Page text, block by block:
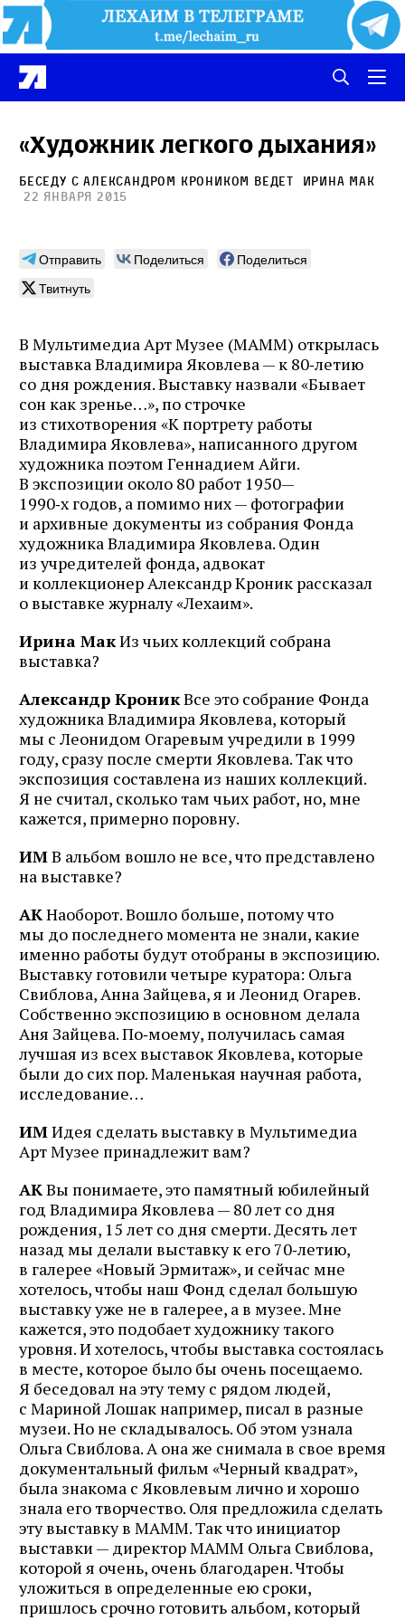
«Художник легкого дыхания»
Беседу с Александром Кроником ведет Ирина Мак
22 января 2015
Отправить Поделиться
Поделиться
Твитнуть
В Мультимедиа Арт Музее (МАММ) открылась
выставка Владимира Яковлева — к 80‑летию
со дня рождения. Выставку назвали «Бывает
сон как зренье…», по строчке
из стихотворения «К портрету работы
Владимира Яковлева», написанного другом
художника поэтом Геннадием Айги.
В экспозиции около 80 работ 1950—
1990‑х годов, а помимо них — фотографии
и архивные документы из собрания Фонда
художника Владимира Яковлева. Один
из учредителей фонда, адвокат
и коллекционер Александр Кроник рассказал
о выставке журналу «Лехаим».
Ирина МакИз чьих коллекций собрана
выставка?
Александр КроникВсе это собрание Фонда
художника Владимира Яковлева, который
мы с Леонидом Огаревым учредили в 1999
году, сразу после смерти Яковлева. Так что
экспозиция составлена из наших коллекций.
Я не считал, сколько там чьих работ, но, мне
кажется, примерно поровну.
ИМВ альбом вошло не все, что представлено
на выставке?
АКНаоборот. Вошло больше, потому что
мы до последнего момента не знали, какие
именно работы будут отобраны в экспозицию.
Выставку готовили четыре куратора: Ольга
Свиблова, Анна Зайцева, я и Лео­нид Огарев.
Собственно экспозицию в основном делала
Аня Зайцева. По‑моему, получилась самая
лучшая из всех выставок Яковлева, которые
были до сих пор. Маленькая научная работа,
исследование…
ИМИдея сделать выставку в Мультимедиа
Арт Музее принадлежит вам?
АКВы понимаете, это памятный юбилейный
год Владимира Яковлева — 80 лет со дня
рождения, 15 лет со дня смерти. Десять лет
назад мы делали выставку к его 70‑летию,
в галерее «Новый Эрмитаж», и сейчас мне
хотелось, чтобы наш Фонд сделал большую
выставку уже не в галерее, а в музее. Мне
кажется, это подобает художнику такого
уровня. И хотелось, чтобы выставка состоялась
в месте, которое было бы очень посещаемо.
Я беседовал на эту тему с рядом людей,
с Мариной Лошак например, писал в разные
музеи. Но не складывалось. Об этом узнала
Ольга Свиблова. А она же снимала в свое время
документальный фильм «Черный квадрат»,
была знакома с Яковлевым лично и хорошо
знала его творчество. Оля предложила сделать
эту выставку в МАММ. Так что инициатор
выставки — директор МАММ Ольга Свиблова,
которой я очень, очень благодарен. Чтобы
уложиться в определенные ею сроки,
пришлось срочно готовить альбом, который